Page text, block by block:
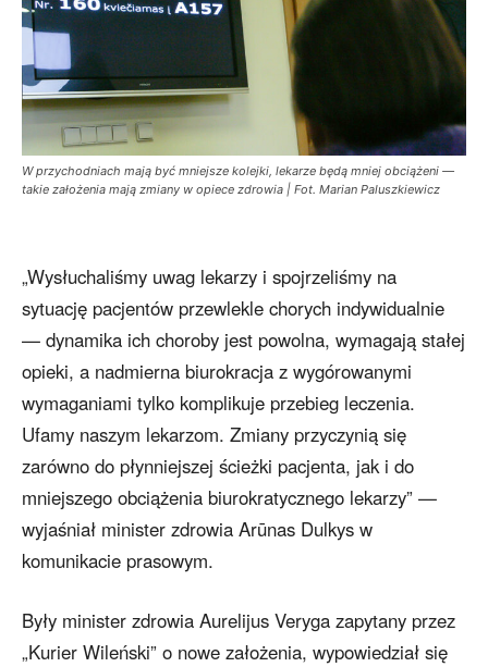
W przychodniach mają być mniejsze kolejki, lekarze będą mniej obciążeni —
takie założenia mają zmiany w opiece zdrowia | Fot. Marian Paluszkiewicz
„Wysłuchaliśmy uwag lekarzy i spojrzeliśmy na
sytuację pacjentów przewlekle chorych indywidualnie
— dynamika ich choroby jest powolna, wymagają stałej
opieki, a nadmierna biurokracja z wygórowanymi
wymaganiami tylko komplikuje przebieg leczenia.
Ufamy naszym lekarzom. Zmiany przyczynią się
zarówno do płynniejszej ścieżki pacjenta, jak i do
mniejszego obciążenia biurokratycznego lekarzy” —
wyjaśniał minister zdrowia Arūnas Dulkys w
komunikacie prasowym.
Były minister zdrowia Aurelijus Veryga zapytany przez
„Kurier Wileński” o nowe założenia, wypowiedział się